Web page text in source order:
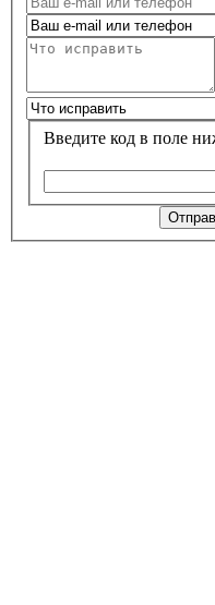
Введите код в поле